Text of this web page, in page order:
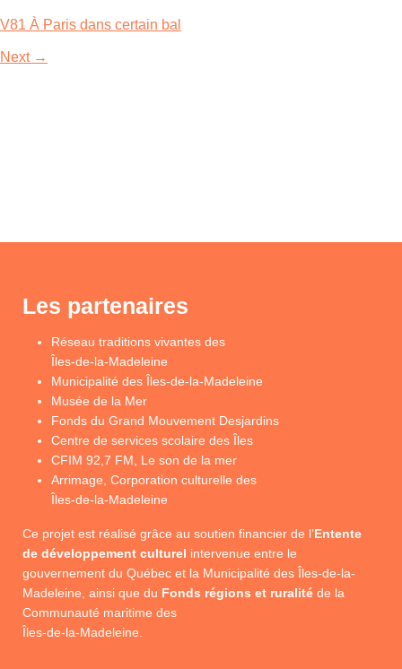
V81 À Paris dans certain bal
Next →
Les partenaires
Réseau traditions vivantes des
Îles-de-la-Madeleine
Municipalité des Îles-de-la-Madeleine
Musée de la Mer
Fonds du Grand Mouvement Desjardins
Centre de services scolaire des Îles
CFIM 92,7 FM, Le son de la mer
Arrimage, Corporation culturelle des
Îles-de-la-Madeleine
Ce projet est réalisé grâce au soutien financier de l’Entente
de développement culturel intervenue entre le
gouvernement du Québec et la Municipalité des Îles-de-la-
Madeleine, ainsi que du Fonds régions et ruralité de la
Communauté maritime des
Îles-de-la-Madeleine.